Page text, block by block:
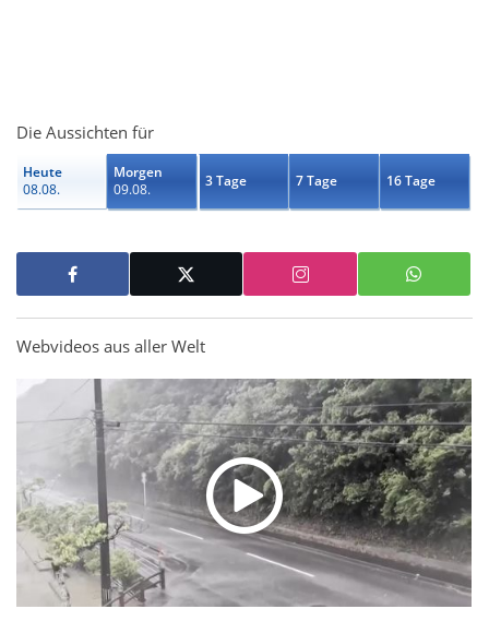
Die Aussichten für
Heute
08.08.
Morgen
09.08.
3 Tage 7 Tage 16 Tage
Webvideos aus aller Welt